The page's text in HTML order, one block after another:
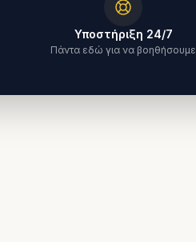
Υποστήριξη 24/7
Πάντα εδώ για να βοηθήσουμε